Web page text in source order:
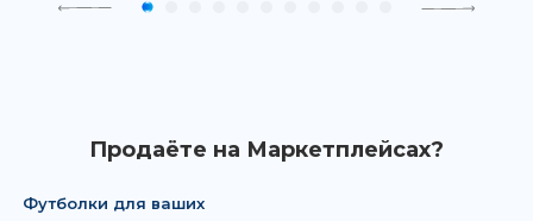
Продаёте на Маркетплейсах?
Футболки для ваших